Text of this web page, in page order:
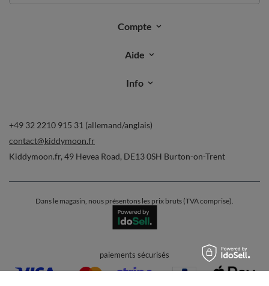
Compte
Aide
Info
+49 32 2210 915 31 (allemand/anglais)
contact@kiddymoon.fr
Kiddymoon.fr, 49 Hevea Road, DE13 0SH Burton-on-Trent
Dans le magasin, nous présentons les prix bruts (TVA comprise).
paiements sécurisés